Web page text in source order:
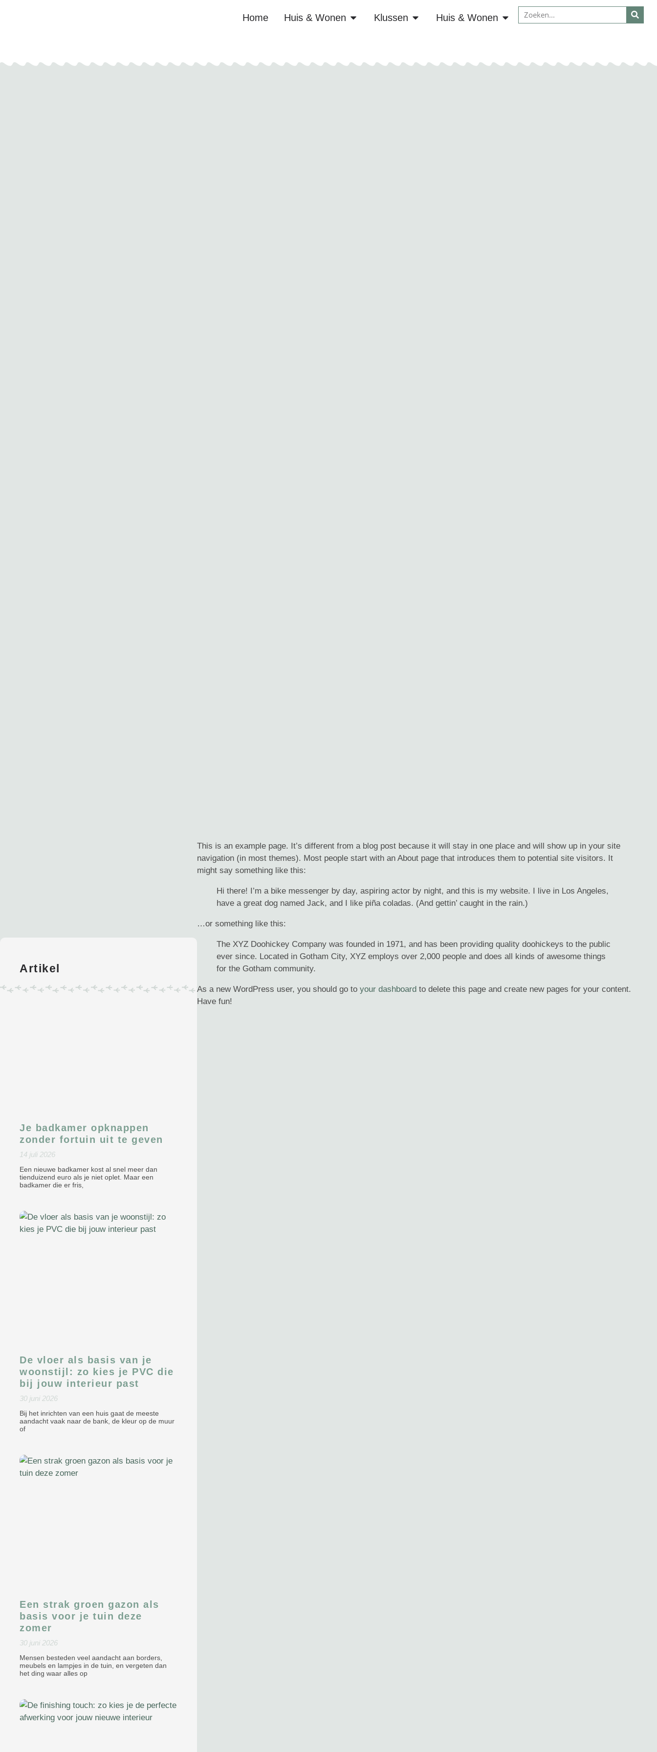
Home Huis & Wonen Klussen Huis & Wonen
Artikel
Je badkamer opknappen
zonder fortuin uit te geven
14 juli 2026
Een nieuwe badkamer kost al snel meer dan
tienduizend euro als je niet oplet. Maar een
badkamer die er fris,
De vloer als basis van je
woonstijl: zo kies je PVC die
bij jouw interieur past
30 juni 2026
Bij het inrichten van een huis gaat de meeste
aandacht vaak naar de bank, de kleur op de muur
of
Een strak groen gazon als
basis voor je tuin deze
zomer
30 juni 2026
Mensen besteden veel aandacht aan borders,
meubels en lampjes in de tuin, en vergeten dan
het ding waar alles op
This is an example page. It’s different from a blog post because it will stay in one place and will show up in your site
navigation (in most themes). Most people start with an About page that introduces them to potential site visitors. It
might say something like this:
Hi there! I’m a bike messenger by day, aspiring actor by night, and this is my website. I live in Los Angeles,
have a great dog named Jack, and I like piña coladas. (And gettin’ caught in the rain.)
…or something like this:
The XYZ Doohickey Company was founded in 1971, and has been providing quality doohickeys to the public
ever since. Located in Gotham City, XYZ employs over 2,000 people and does all kinds of awesome things
for the Gotham community.
As a new WordPress user, you should go toyour dashboard to delete this page and create new pages for your content.
Have fun!